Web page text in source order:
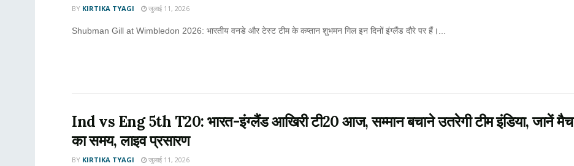
BY KIRTIKA TYAGI जुलाई 11, 2026
Shubman Gill at Wimbledon 2026: भारतीय वनडे और टेस्ट टीम के कप्तान शुभमन गिल इन दिनों इंग्लैंड दौरे पर हैं।...
Ind vs Eng 5th T20: भारत-इंग्लैंड आखिरी टी20 आज, सम्मान बचाने उतरेगी टीम इंडिया, जानें मैच
का समय, लाइव प्रसारण
BY KIRTIKA TYAGI जुलाई 11, 2026